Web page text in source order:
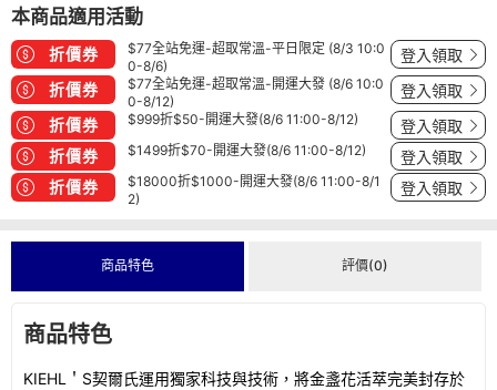
本商品適用活動
折價券
$77全站免運-超取常溫-平日限定 (8/3 10:0
0-8/6)
登入領取
折價券
$77全站免運-超取常溫-開運大發 (8/6 10:0
0-8/12)
登入領取
折價券 $999折$50-開運大發(8/6 11:00-8/12) 登入領取
折價券 $1499折$70-開運大發(8/6 11:00-8/12) 登入領取
折價券
$18000折$1000-開運大發(8/6 11:00-8/1
2)
登入領取
商品特色 評價(0)
商品特色
KIEHL＇S契爾氏運用獨家科技與技術，將金盞花活萃完美封存於